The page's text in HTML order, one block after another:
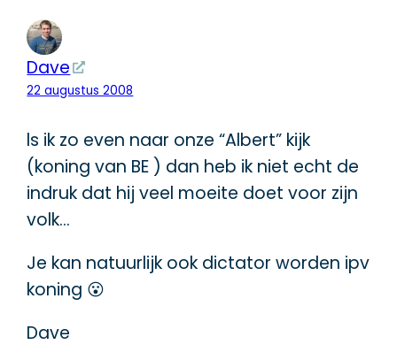
Dave
22 augustus 2008
ls ik zo even naar onze “Albert” kijk
(koning van BE ) dan heb ik niet echt de
indruk dat hij veel moeite doet voor zijn
volk…
Je kan natuurlijk ook dictator worden ipv
koning 😮
Dave